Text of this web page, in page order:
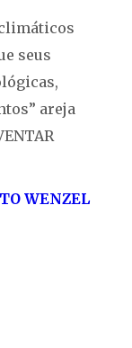
seus
areja
WENZEL